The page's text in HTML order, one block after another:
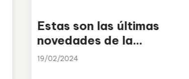
Estas son las últimas
novedades de la
plataforma ScrapAd
19/02/2024